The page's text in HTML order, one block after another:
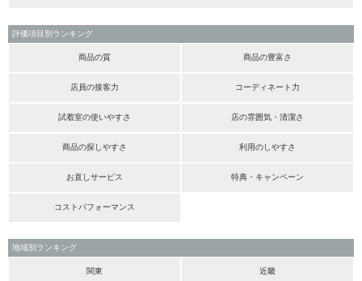
評価項目別ランキング
商品の質 商品の豊富さ
店員の接客力 コーディネート力
試着室の使いやすさ 店の雰囲気・清潔さ
商品の探しやすさ 利用のしやすさ
お直しサービス 特典・キャンペーン
コストパフォーマンス
地域別ランキング
関東 近畿